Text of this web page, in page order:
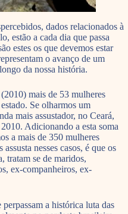
dados relacionados à
estão a cada dia que passa
estes os que devemos estar
o avanço de um
da nossa história.
mais de 53 mulheres
Se olharmos um
mais assustador, no Ceará,
Adicionando a esta soma
a mais de 350 mulheres
nesses casos, é que os
tratam se de maridos,
ex-companheiros, ex-
a histórica luta das